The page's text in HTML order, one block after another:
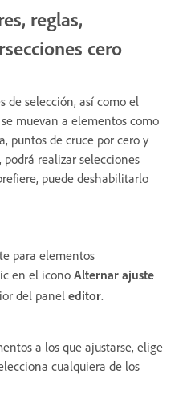
reglas,
cero
de selección, así como el
muevan a elementos como
puntos de cruce por cero y
realizar selecciones
puede deshabilitarlo
para elementos
en el icono Alternar ajuste
del panel editor.
a los que ajustarse, elige
cualquiera de los